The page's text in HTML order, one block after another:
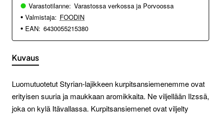
Varastotilanne: Varastossa verkossa ja Porvoossa
Valmistaja: FOODIN
EAN: 6430055215380
Kuvaus
Luomutuotetut Styrian-lajikkeen kurpitsansiemenemme ovat
erityisen suuria ja maukkaan aromikkaita. Ne viljellään Ilzssä,
joka on kylä Itävallassa. Kurpitsansiemenet ovat viljelty